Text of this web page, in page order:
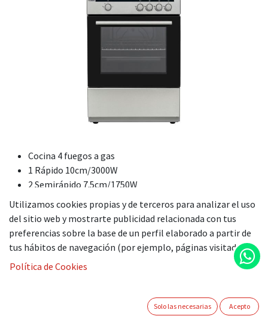
Cocina 4 fuegos a gas
1 Rápido 10cm/3000W
2 Semirápido 7.5cm/1750W
1 Auxiliar 5.5cm/1000W
Controlador de llama FFD
Conexión a gas butano
Horno a gas con luz interior
Horno con válvulas de seguridad
Control por termostato
Medidas alto/ancho/fondo 850x600x600 mm
Utilizamos cookies propias y de terceros para analizar el uso
del sitio web y mostrarte publicidad relacionada con tus
preferencias sobre la base de un perfil elaborado a partir de
tus hábitos de navegación (por ejemplo, páginas visitadas).
Política de Cookies
Solo las necesarias Acepto